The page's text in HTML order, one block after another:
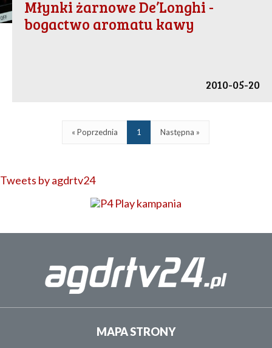
Młynki żarnowe De’Longhi -
bogactwo aromatu kawy
2010-05-20
« Poprzednia 1 Następna »
Tweets by agdrtv24
MAPA STRONY